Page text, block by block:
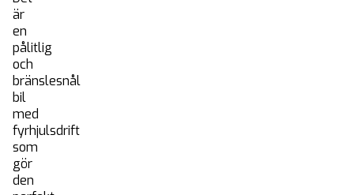
är
en
pålitlig
och
bränslesnål
bil
med
fyrhjulsdrift
som
gör
den